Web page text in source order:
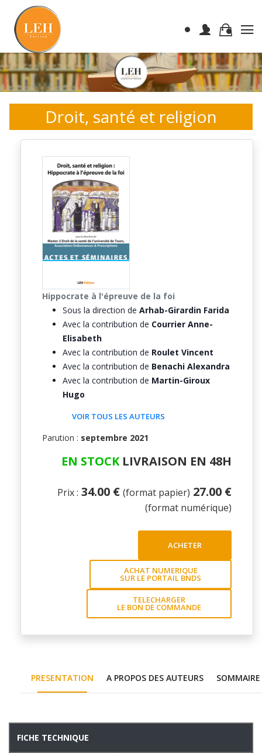
Droit, santé et religion
Hippocrate à l'épreuve de la foi
Sous la direction de Arhab-Girardin Farida
Avec la contribution de Courrier Anne-
Elisabeth
Avec la contribution de Roulet Vincent
Avec la contribution de Benachi Alexandra
Avec la contribution de Martin-Giroux
Hugo
VOIR TOUS LES AUTEURS
Parution : septembre 2021
EN STOCKLIVRAISON EN 48H
Prix : 34.00 € (format papier) 27.00 €
(format numérique)
ACHETER
ACHAT NUMERIQUE
SUR LE PORTAIL BNDS
TELECHARGER
LE BON DE COMMANDE
PRESENTATION A PROPOS DES AUTEURS SOMMAIRE
PRESENTATION
FICHE TECHNIQUE